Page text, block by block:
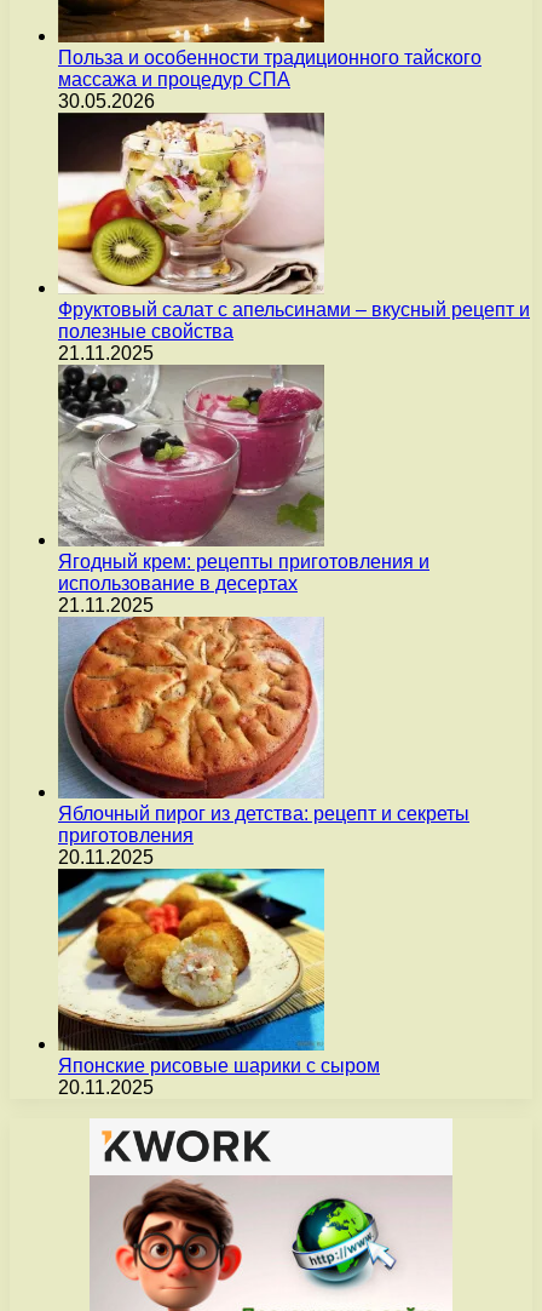
Польза и особенности традиционного тайского
массажа и процедур СПА
30.05.2026
Фруктовый салат с апельсинами – вкусный рецепт и
полезные свойства
21.11.2025
Ягодный крем: рецепты приготовления и
использование в десертах
21.11.2025
Яблочный пирог из детства: рецепт и секреты
приготовления
20.11.2025
Японские рисовые шарики с сыром
20.11.2025